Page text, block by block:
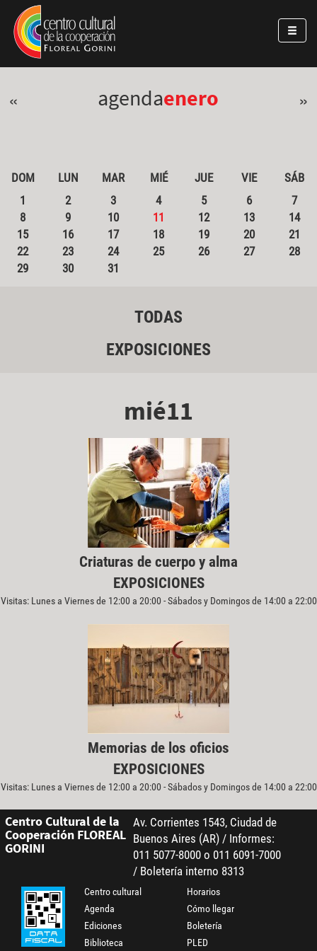
Pasar al contenido principal
Jump to main content
« agendaenero »
DOM LUN MAR MIÉ JUE VIE
SÁB
1
2 3 4 5 6
7
8
9 10 11 12 13
14
15
16 17 18 19 20
21
22
23 24 25 26 27
28
29
30 31
TODAS
EXPOSICIONES
mié11
Criaturas de cuerpo y alma
EXPOSICIONES
Visitas: Lunes a Viernes de 12:00 a 20:00 - Sábados y Domingos de 14:00 a 22:00
Memorias de los oficios
EXPOSICIONES
Visitas: Lunes a Viernes de 12:00 a 20:00 - Sábados y Domingos de 14:00 a 22:00
Centro Cultural de la
Cooperación FLOREAL
GORINI
Av. Corrientes 1543, Ciudad de
Buenos Aires (AR) / Informes:
011 5077-8000 o 011 6091-7000
/ Boletería interno 8313
Centro cultural
Agenda
Ediciones
Biblioteca
Horarios
Cómo llegar
Boletería
PLED